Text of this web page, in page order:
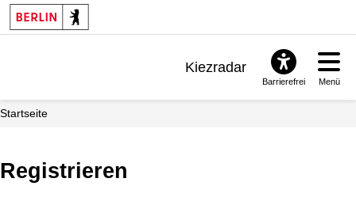
Kiezradar
Barrierefrei Menü
Startseite
Registrieren